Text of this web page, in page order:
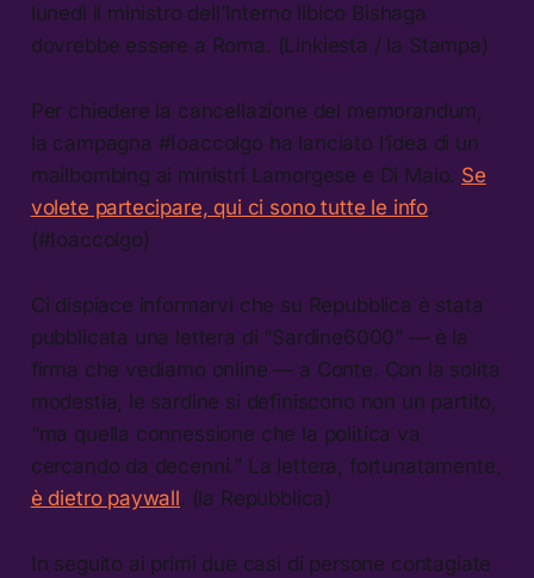
lunedì il ministro dell’Interno libico Bishaga
dovrebbe essere a Roma. (Linkiesta / la Stampa)
Per chiedere la cancellazione del memorandum,
la campagna #Ioaccolgo ha lanciato l’idea di un
mailbombing ai ministri Lamorgese e Di Maio. Se
volete partecipare, qui ci sono tutte le info.
(#Ioaccolgo)
Ci dispiace informarvi che su Repubblica è stata
pubblicata una lettera di “Sardine6000” — è la
firma che vediamo online — a Conte. Con la solita
modestia, le sardine si definiscono non un partito,
“ma quella connessione che la politica va
cercando da decenni.” La lettera, fortunatamente,
è dietro paywall. (la Repubblica)
In seguito ai primi due casi di persone contagiate